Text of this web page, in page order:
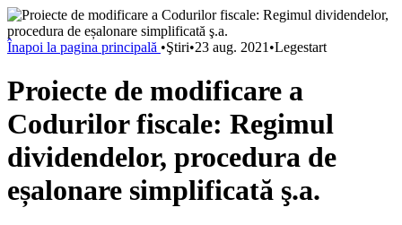
Înapoi la pagina principală •Ştiri•23 aug. 2021 •Legestart
Proiecte de modificare a
Codurilor fiscale: Regimul
dividendelor, procedura de
eșalonare simplificată ş.a.